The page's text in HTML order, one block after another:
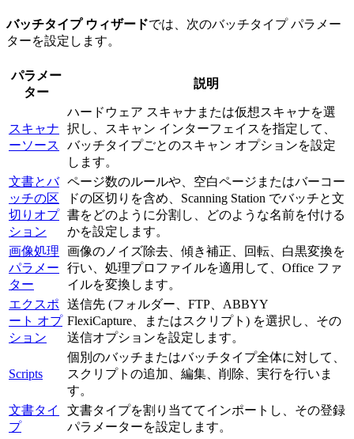
バッチタイプ ウィザードでは、次のバッチタイプ パラメー
ターを設定します。
パラメー
ター
説明
スキャナ
ーソース
ハードウェア スキャナまたは仮想スキャナを選
択し、スキャン インターフェイスを指定して、
バッチタイプごとのスキャン オプションを設定
します。
文書とバ
ッチの区
切りオプ
ション
ページ数のルールや、空白ページまたはバーコー
ドの区切りを含め、Scanning Station でバッチと文
書をどのように分割し、どのような名前を付ける
かを設定します。
画像処理
パラメー
ター
画像のノイズ除去、傾き補正、回転、白黒変換を
行い、処理プロファイルを適用して、Office ファ
イルを変換します。
エクスポ
ート オプ
ション
送信先 (フォルダー、FTP、ABBYY
FlexiCapture、またはスクリプト) を選択し、その
送信オプションを設定します。
Scripts
個別のバッチまたはバッチタイプ全体に対して、
スクリプトの追加、編集、削除、実行を行いま
す。
文書タイ
プ
文書タイプを割り当ててインポートし、その登録
パラメーターを設定します。